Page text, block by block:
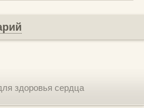
здоровья сердца